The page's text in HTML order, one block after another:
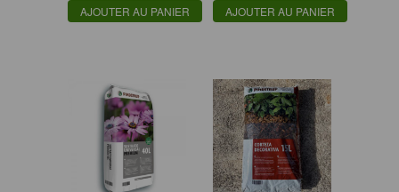
AJOUTER AU PANIER AJOUTER AU PANIER